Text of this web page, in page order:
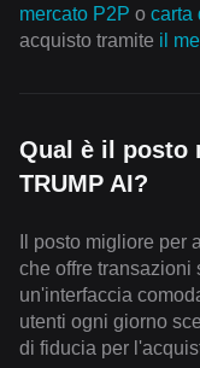
mercato P2P o carta
acquisto tramite il
Qual è il posto
TRUMP AI?
Il posto migliore per
che offre transazioni
un'interfaccia
utenti ogni giorno
di fiducia per